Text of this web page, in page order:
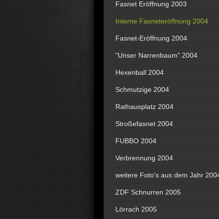
Fasnet Eröffnung 2003
Interne Fasneteröffnung 2004
Fasnet-Eröffnung 2004
"Unser Narrenbaum" 2004
Hexenball 2004
Schmutzige 2004
Rathausplatz 2004
Stroßefasnet 2004
FUBBO 2004
Verbrennung 2004
weitere Foto's aus dem Jahr
ZDF Schnurren 2005
Lörrach 2005